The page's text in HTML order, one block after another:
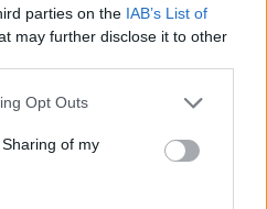
parties on the IAB’s List of
may further disclose it to other
Opt Outs
of my